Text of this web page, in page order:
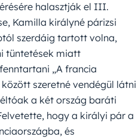
halasztják el III.
Kamilla királyné párizsi
szerdáig tartott volna,
tüntetések miatt
„A francia
szeretné vendégül látni
a két ország baráti
hogy a királyi pár a
és